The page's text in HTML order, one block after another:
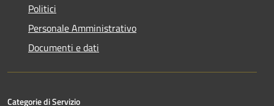
Politici
Personale Amministrativo
Documenti e dati
Categorie di Servizio